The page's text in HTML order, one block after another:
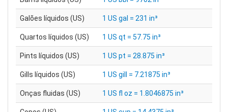
Galões líquidos (US) 1 US gal = 231 in³
Quartos líquidos (US) 1 US qt = 57.75 in³
Pints líquidos (US) 1 US pt = 28.875 in³
Gills líquidos (US) 1 US gill = 7.21875 in³
Onças fluidas (US) 1 US fl oz = 1.8046875 in³